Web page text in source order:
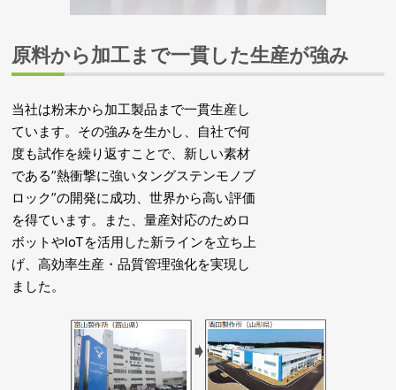
原料から加工まで一貫した生産が強み
当社は粉末から加工製品まで一貫生産し
ています。その強みを生かし、自社で何
度も試作を繰り返すことで、新しい素材
である”熱衝撃に強いタングステンモノブ
ロック”の開発に成功、世界から高い評価
を得ています。また、量産対応のためロ
ボットやIoTを活用した新ラインを立ち上
げ、高効率生産・品質管理強化を実現し
ました。